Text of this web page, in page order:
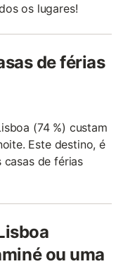
os lugares!
de férias
(74 %) custam
Este destino, é
de férias
ou uma